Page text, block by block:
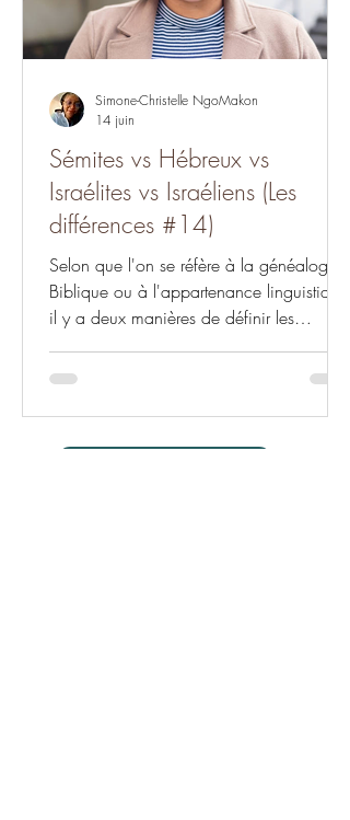
Sémites vs Hébreux vs
Israélites vs Israéliens (Les
différences #14)
Selon que l'on se réfère à la généalogie
Biblique ou à l'appartenance linguistique,
il y a deux manières de définir les
Simone-Christelle NgoMakon
14 juin